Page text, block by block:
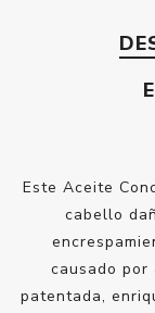
Este Aceite
cabello
causado
patentada,